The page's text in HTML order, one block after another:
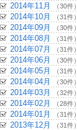
2014年11月 （30件）
2014年10月 （31件）
2014年09月 （30件）
2014年08月 （31件）
2014年07月 （31件）
2014年06月 （30件）
2014年05月 （31件）
2014年04月 （30件）
2014年03月 （32件）
2014年02月 （28件）
2014年01月 （31件）
2013年12月 （31件）